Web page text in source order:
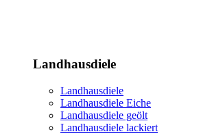
Landhausdiele
Landhausdiele
Landhausdiele Eiche
Landhausdiele geölt
Landhausdiele lackiert